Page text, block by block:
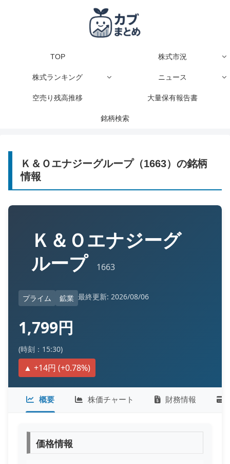
TOP 株式市況
株式ランキング ニュース
空売り残高推移 大量保有報告書
銘柄検索
Ｋ＆Ｏエナジーグループ（1663）の銘柄
情報
Ｋ＆Ｏエナジーグ
ループ
1663
プライム 鉱業 最終更新: 2026/08/06
1,799円
(時刻：15:30)
▲ +14円 (+0.78%)
概要 株価チャート 財務情報
価格情報